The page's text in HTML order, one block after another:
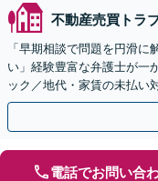
不動産売買トラ
「早期相談で問題を円滑
い」経験豊富な弁護士が一
ック／地代・家賃の未払い
ル【休日・夜間相談あり】
電話でお問い合